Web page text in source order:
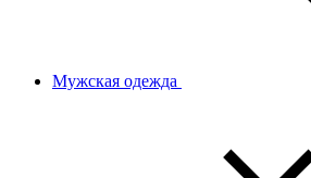
Мужская одежда